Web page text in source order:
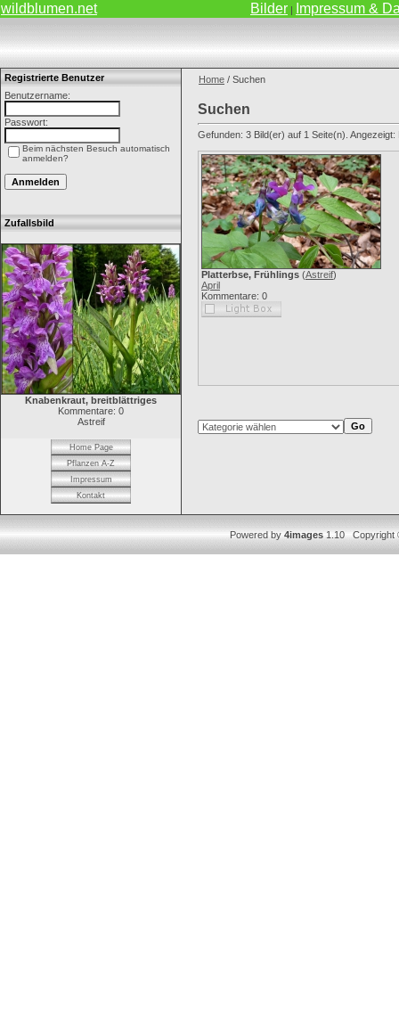
wildblumen.net Bilder | Impressum &
Registrierte Benutzer
Benutzername:
Passwort:
Beim nächsten Besuch automatisch
anmelden?
Zufallsbild
Knabenkraut, breitblättriges
Kommentare: 0
Astreif
Home Page
Pflanzen A-Z
Impressum
Kontakt
Home / Suchen
Suchen
Gefunden: 3 Bild(er) auf 1 Seite(n). Angezeigt:
Platterbse, Frühlings (Astreif)
April
Kommentare: 0
Powered by4images1.10 Copyright